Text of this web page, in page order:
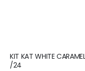
KIT KAT WHITE
/24